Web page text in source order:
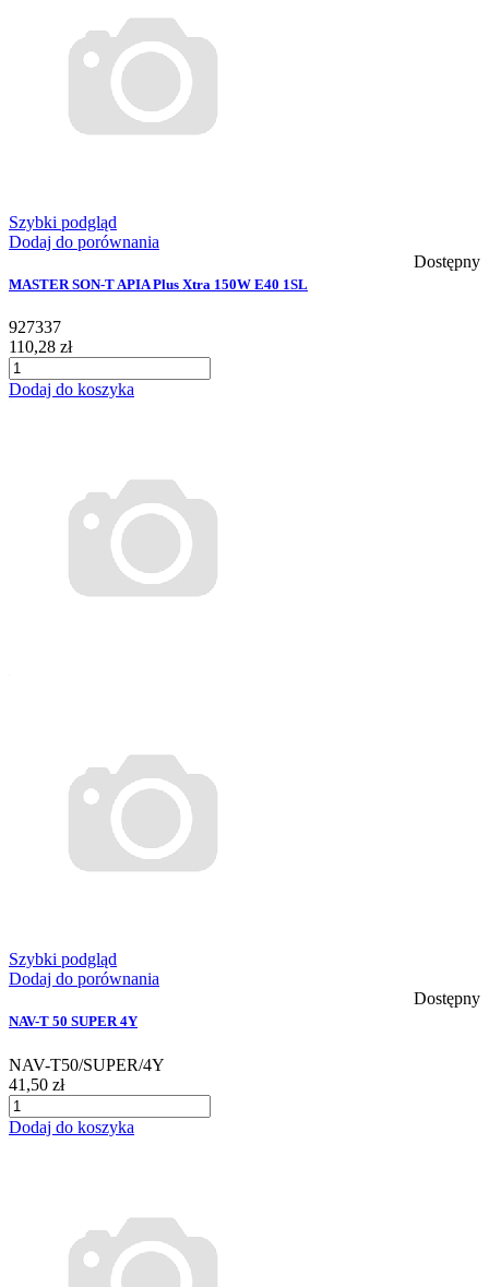
Szybki podgląd
Dodaj do porównania
Dostępny
MASTER SON-T APIA Plus Xtra 150W E40 1SL
927337
110,28 zł
Dodaj do koszyka
Szybki podgląd
Dodaj do porównania
Dostępny
NAV-T 50 SUPER 4Y
NAV-T50/SUPER/4Y
41,50 zł
Dodaj do koszyka